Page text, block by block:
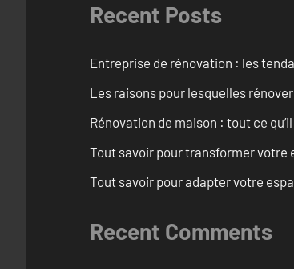
Recent Posts
Entreprise de rénovation : les
Les raisons pour lesquelles
Rénovation de maison : tout ce
Tout savoir pour transformer votre
Tout savoir pour adapter votre
Recent Comments